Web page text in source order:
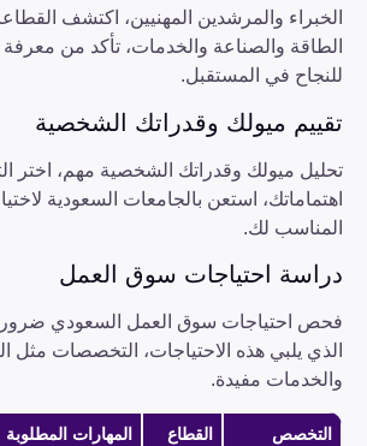
الخبراء والمرشدين المهنيين، اكتشف
الطاقة والصناعة والخدمات، تأكد من معرفة
للنجاح في المستقبل.
تقييم ميولك وقدراتك الشخصية
تحليل ميولك وقدراتك الشخصية مهم، اختر
اهتماماتك، استعن بالجامعات السعودية
المناسب لك.
دراسة احتياجات سوق العمل
فحص احتياجات سوق العمل السعودي
الذي يلبي هذه الاحتياجات، التخصصات مثل
والخدمات مفيدة.
التخصص القطاع المهارات المطلوبة